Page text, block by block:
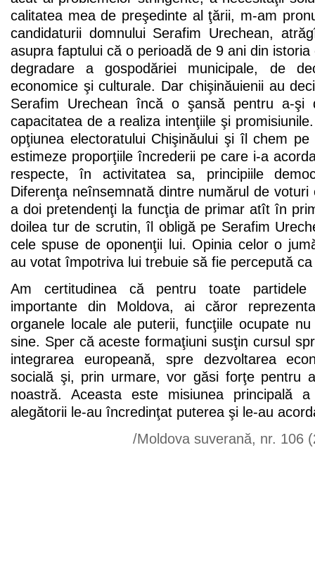
calitatea mea de preşedinte al ţării, m-am
candidaturii domnului Serafim Urechean,
asupra faptului că o perioadă de 9 ani din
degradare a gospodăriei municipale, de
economice şi culturale. Dar chişinăuienii au
Serafim Urechean încă o şansă pentru a-şi
capacitatea de a realiza intenţiile şi
opţiunea electoratului Chişinăului şi îl chem
estimeze proporţiile încrederii pe care i-a
respecte, în activitatea sa, principiile
Diferenţa neînsemnată dintre numărul de
a doi pretendenţi la funcţia de primar atît în
doilea tur de scrutin, îl obligă pe Serafim
cele spuse de oponenţii lui. Opinia celor o
au votat împotriva lui trebuie să fie percepută
Am certitudinea că pentru toate partidele
importante din Moldova, ai căror
organele locale ale puterii, funcţiile ocupate
sine. Sper că aceste formaţiuni susţin cursul
integrarea europeană, spre dezvoltarea
socială şi, prin urmare, vor găsi forţe pentru
noastră. Aceasta este misiunea principală
alegătorii le-au încredinţat puterea şi le-au
/Moldova suverană, nr. 106